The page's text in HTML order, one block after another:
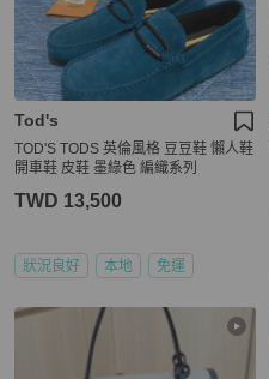
Tod's
TOD'S TODS 英倫風格 豆豆鞋 懶人鞋
開車鞋 皮鞋 墨綠色 編織系列
TWD 13,500
狀況良好 本地 免運